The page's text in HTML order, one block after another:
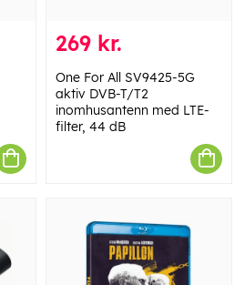
269 kr.
One For All SV9425-5G
aktiv DVB-T/T2
inomhusantenn med LTE-
filter, 44 dB